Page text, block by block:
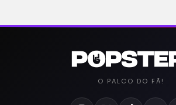
O PALCO DO FÃ!